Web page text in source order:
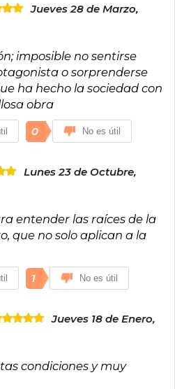
pantalla en 2019.
Jueves 28 de Marzo,
imposible no sentirse
o sorprenderse
ha hecho la sociedad con
obra
0 No es útil
Lunes 23 de Octubre,
entender las raíces de la
que no solo aplican a la
1 No es útil
Jueves 18 de Enero,
condiciones y muy